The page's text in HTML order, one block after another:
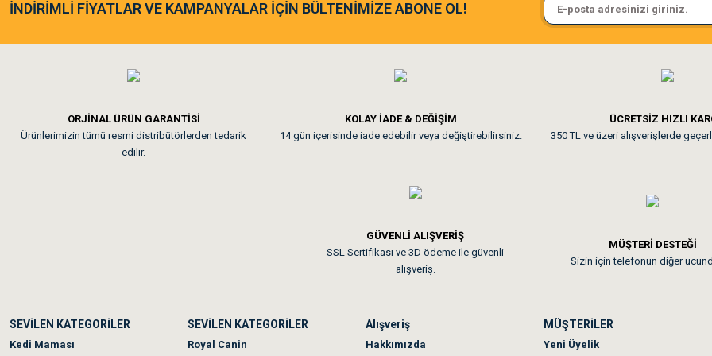
Tavşanım kafesinin kalitesine ve paketlemesine bayıldım Pamuk için aradığım tüm
Kedilerim beğeniyorlar. Memnunuz. Uygun fiyatta olması iyi.
Akşam verdiğim sipariş bir sonraki gün elime ulaştı. Jack russell köpeğim severek yedi. Tüy
İNDİRİMLİ FİYATLAR VE KAMPANYALAR İÇİN BÜLTENİMİZE ABONE OL!
ORJİNAL ÜRÜN GARANTİSİ
Ürünlerimizin tümü resmi distribütörlerden tedarik
edilir.
KOLAY İADE & DEĞİŞİM
14 gün içerisinde iade edebilir veya değiştirebilirsiniz.
ÜCRETSİZ HIZLI
350 TL ve üzeri alışverişlerde
GÜVENLİ ALIŞVERİŞ
SSL Sertifikası ve 3D ödeme ile güvenli
alışveriş.
MÜŞTERİ DESTEĞİ
Sizin için telefonun diğer
SEVİLEN KATEGORİLER
Kedi Maması
SEVİLEN KATEGORİLER
Royal Canin
Alışveriş
Hakkımızda
MÜŞTERİLER
Yeni Üyelik